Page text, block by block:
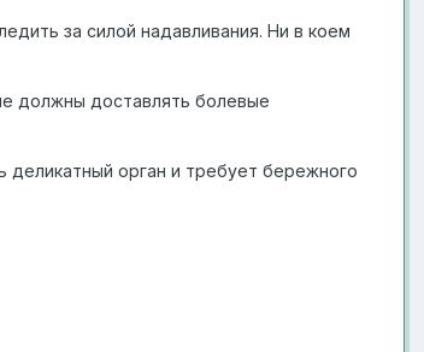
за силой надавливания. Ни в коем
должны доставлять болевые
орган и требует бережного